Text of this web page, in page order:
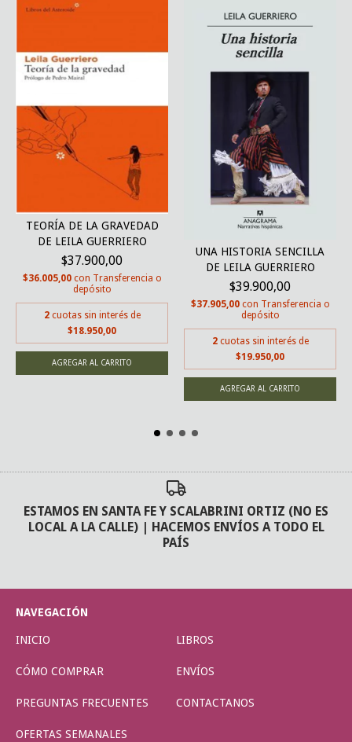
TEORÍA DE LA GRAVEDAD
DE LEILA GUERRIERO
$37.900,00
$36.005,00 con Transferencia o
depósito
2 cuotas sin interés de
$18.950,00
UNA HISTORIA SENCILLA
DE LEILA GUERRIERO
$39.900,00
$37.905,00 con Transferencia o
depósito
2 cuotas sin interés de
$19.950,00
ESTAMOS EN SANTA FE Y SCALABRINI ORTIZ (NO ES
LOCAL A LA CALLE) | HACEMOS ENVÍOS A TODO EL
PAÍS
NAVEGACIÓN
INICIO LIBROS
CÓMO COMPRAR ENVÍOS
PREGUNTAS FRECUENTES CONTACTANOS
OFERTAS SEMANALES